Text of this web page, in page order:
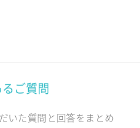
ご質問
いた質問と回答をまとめ